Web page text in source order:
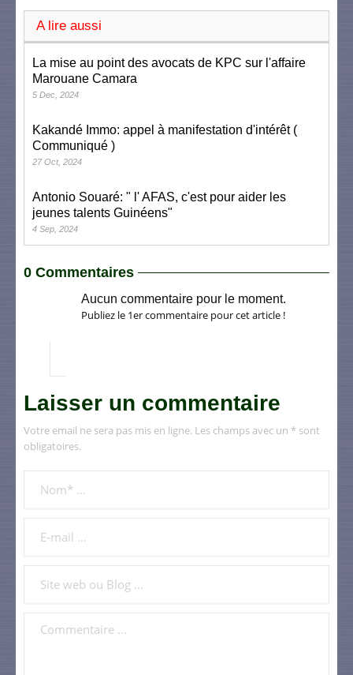
A lire aussi
La mise au point des avocats de KPC sur l'affaire
Marouane Camara
5 Dec, 2024
Kakandé Immo: appel à manifestation d'intérêt (
Communiqué )
27 Oct, 2024
Antonio Souaré: " l' AFAS, c'est pour aider les
jeunes talents Guinéens"
4 Sep, 2024
0 Commentaires
Aucun commentaire pour le moment.
Publiez le 1er commentaire pour cet article !
Laisser un commentaire
Votre email ne sera pas mis en ligne. Les champs avec un * sont
obligatoires.